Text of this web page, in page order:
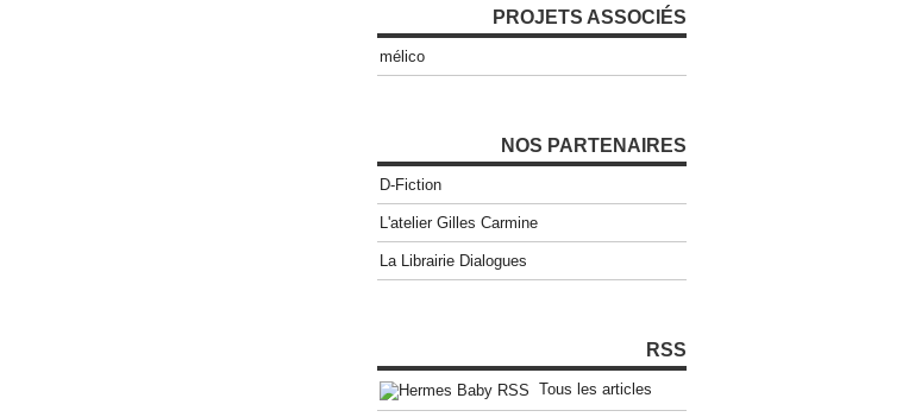
PROJETS ASSOCIÉS
mélico
NOS PARTENAIRES
D-Fiction
L'atelier Gilles Carmine
La Librairie Dialogues
RSS
Tous les articles